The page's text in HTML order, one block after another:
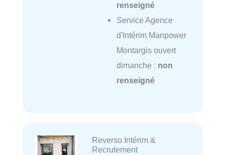
renseigné
Service Agence
d'Intérim Manpower
Montargis ouvert
dimanche : non
renseigné
Reverso Intérim &
Recrutement